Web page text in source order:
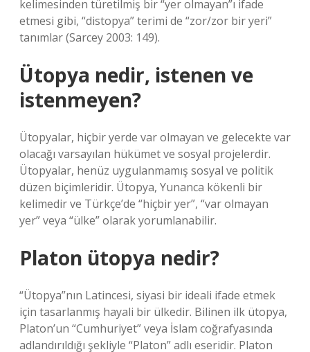
kelimesinden türetilmiş bir “yer olmayan”ı ifade
etmesi gibi, “distopya” terimi de “zor/zor bir yeri”
tanımlar (Sarcey 2003: 149).
Ütopya nedir, istenen ve
istenmeyen?
Ütopyalar, hiçbir yerde var olmayan ve gelecekte var
olacağı varsayılan hükümet ve sosyal projelerdir.
Ütopyalar, henüz uygulanmamış sosyal ve politik
düzen biçimleridir. Ütopya, Yunanca kökenli bir
kelimedir ve Türkçe’de “hiçbir yer”, “var olmayan
yer” veya “ülke” olarak yorumlanabilir.
Platon ütopya nedir?
“Ütopya”nın Latincesi, siyasi bir ideali ifade etmek
için tasarlanmış hayali bir ülkedir. Bilinen ilk ütopya,
Platon’un “Cumhuriyet” veya İslam coğrafyasında
adlandırıldığı şekliyle “Platon” adlı eseridir. Platon